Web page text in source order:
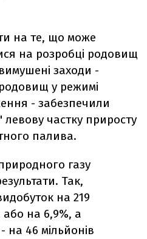
на те, що може
на розробці родовищ
заходи -
у режимі
- забезпечили
частку приросту
палива.
газу
Так,
на 219
або на 6,9%, а
46 мільйонів